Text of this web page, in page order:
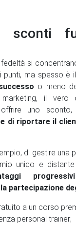
sconti
si
punti, ma spesso è il
o meno
il vero
offrire uno
di riportare il
di gestire una
unico e
progressivi
partecipazione
a un corso
personal trainer;